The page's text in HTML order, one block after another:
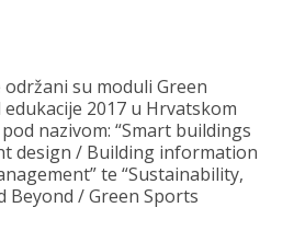
održani su moduli Green
2017 u Hrvatskom
nazivom: “Smart buildings
design / Building information
te “Sustainability,
Beyond / Green Sports